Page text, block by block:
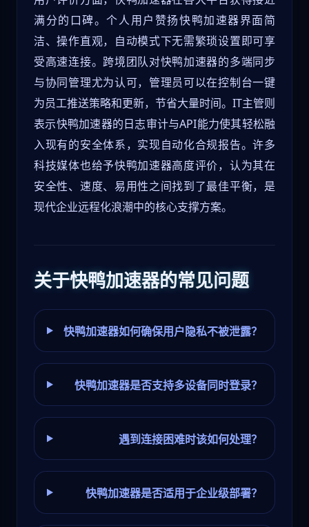
满分的口碑。个人用户赞扬快鸭加速器界面简
洁、操作直观，自动模式下无需繁琐设置即可享
受高速连接。跨境团队对快鸭加速器的多端同步
与协同管理尤为认可，管理员可以在控制台一键
为员工推送策略和更新，节省大量时间。IT主管则
表示快鸭加速器的日志审计与API能力使其轻松融
入现有的安全体系，实现自动化合规报告。许多
科技媒体也给予快鸭加速器高度评价，认为其在
安全性、速度、易用性之间找到了最佳平衡，是
现代企业远程化浪潮中的核心支撑方案。
关于快鸭加速器的常见问题
快鸭加速器如何确保用户隐私不被泄露？
快鸭加速器是否支持多设备同时登录？
遇到连接困难时该如何处理？
快鸭加速器是否适用于企业级部署？